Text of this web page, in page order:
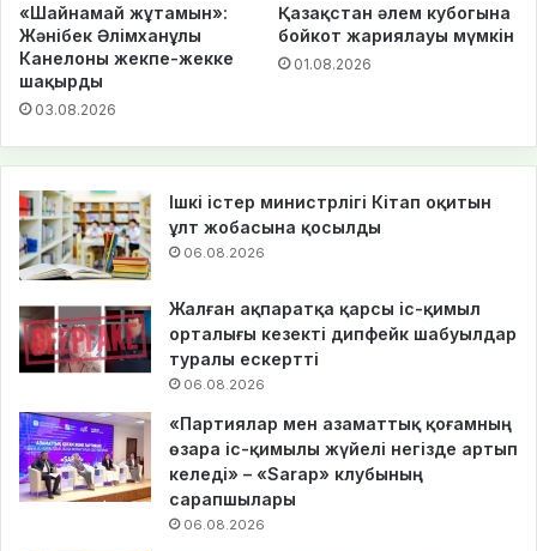
«Шайнамай жұтамын»:
Жәнібек Әлімханұлы
Канелоны жекпе-жекке
шақырды
03.08.2026
Қазақстан әлем кубогына
бойкот жариялауы мүмкін
01.08.2026
Ішкі істер министрлігі Кітап оқитын
ұлт жобасына қосылды
06.08.2026
Жалған ақпаратқа қарсы іс-қимыл
орталығы кезекті дипфейк шабуылдар
туралы ескертті
06.08.2026
«Партиялар мен азаматтық қоғамның
өзара іс-қимылы жүйелі негізде артып
келеді» – «Sarap» клубының
сарапшылары
06.08.2026